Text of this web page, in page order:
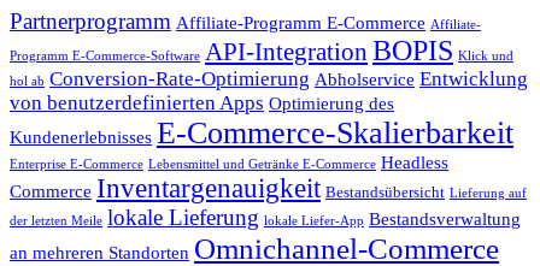
Partnerprogramm Affiliate-Programm E-Commerce Affiliate-
Programm E-Commerce-Software API-Integration BOPIS Klick und
hol ab Conversion-Rate-Optimierung Abholservice Entwicklung
von benutzerdefinierten Apps Optimierung des
Kundenerlebnisses E-Commerce-Skalierbarkeit
Enterprise E-Commerce Lebensmittel und Getränke E-Commerce Headless
Commerce Inventargenauigkeit Bestandsübersicht Lieferung auf
der letzten Meile lokale Lieferung lokale Liefer-App Bestandsverwaltung
an mehreren Standorten Omnichannel-Commerce